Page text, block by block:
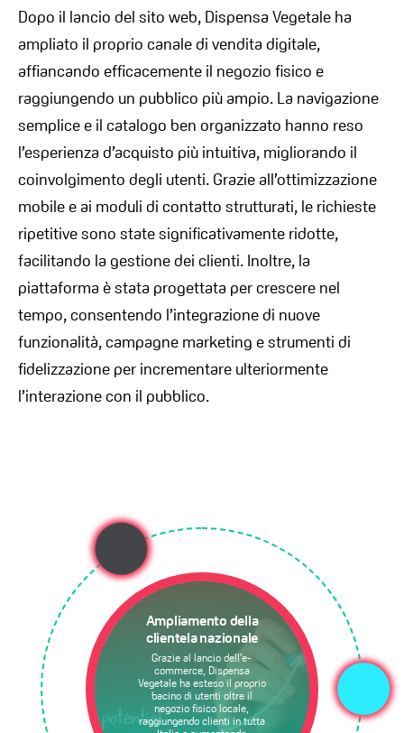
Dopo il lancio del sito web, Dispensa Vegetale ha
ampliato il proprio canale di vendita digitale,
affiancando efficacemente il negozio fisico e
raggiungendo un pubblico più ampio. La navigazione
semplice e il catalogo ben organizzato hanno reso
l’esperienza d’acquisto più intuitiva, migliorando il
coinvolgimento degli utenti. Grazie all’ottimizzazione
mobile e ai moduli di contatto strutturati, le richieste
ripetitive sono state significativamente ridotte,
facilitando la gestione dei clienti. Inoltre, la
piattaforma è stata progettata per crescere nel
tempo, consentendo l’integrazione di nuove
funzionalità, campagne marketing e strumenti di
fidelizzazione per incrementare ulteriormente
l’interazione con il pubblico.
Ampliamento della
clientela nazionale
Grazie al lancio dell’e-
commerce, Dispensa
Vegetale ha esteso il proprio
bacino di utenti oltre il
negozio fisico locale,
raggiungendo clienti in tutta